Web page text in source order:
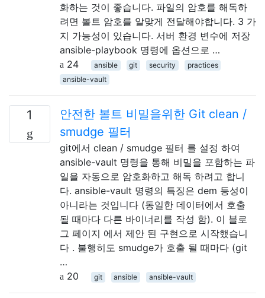
화하는 것이 좋습니다. 파일의 암호를 해독하
려면 볼트 암호를 알맞게 전달해야합니다. 3 가
지 가능성이 있습니다. 서버 환경 변수에 저장
ansible-playbook 명령에 옵션으로 …
24
ansible git security
practices
ansible-vault
1
안전한 볼트 비밀을위한 Git clean /
smudge 필터
git에서 clean / smudge 필터 를 설정 하여
ansible-vault 명령을 통해 비밀을 포함하는 파
일을 자동으로 암호화하고 해독 하려고 합니
다. ansible-vault 명령의 특징은 dem 등성이
아니라는 것입니다 (동일한 데이터에서 호출
될 때마다 다른 바이너리를 작성 함). 이 블로
그 페이지 에서 제안 된 구현으로 시작했습니
다 . 불행히도 smudge가 호출 될 때마다 (git
…
20
git ansible ansible-vault